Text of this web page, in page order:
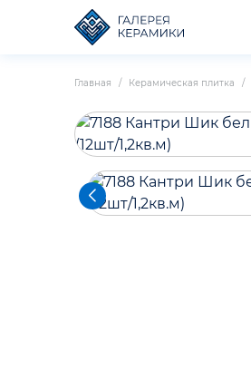
Главная Керамическая плитка